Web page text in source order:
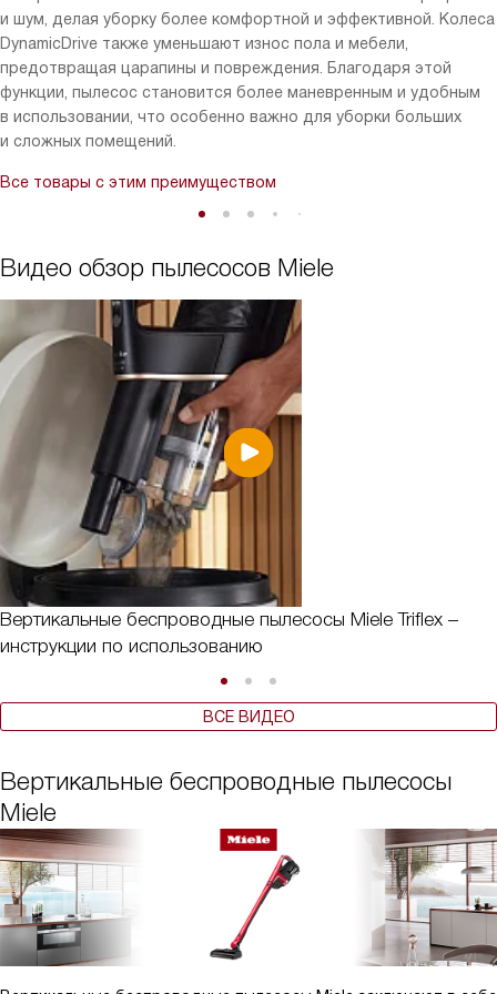
и шум, делая уборку более комфортной и эффективной. Колеса
DynamicDrive также уменьшают износ пола и мебели,
предотвращая царапины и повреждения. Благодаря этой
функции, пылесос становится более маневренным и удобным
в использовании, что особенно важно для уборки больших
и сложных помещений.
Все товары с этим преимуществом
Видео обзор пылесосов Miele
Вертикальные беспроводные пылесосы Miele Triflex –
инструкции по использованию
ВСЕ ВИДЕО
Вертикальные беспроводные пылесосы
Miele